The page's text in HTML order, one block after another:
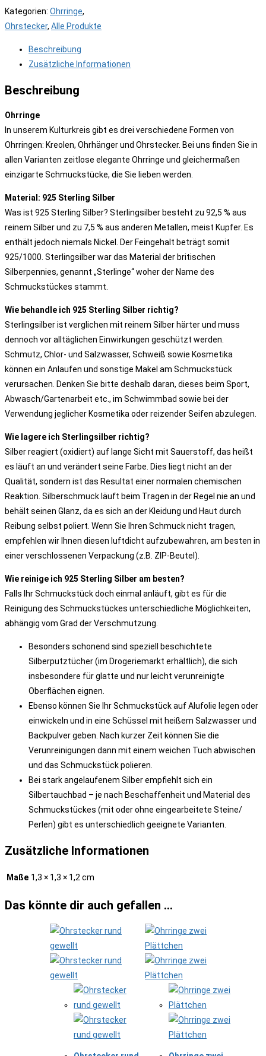
Kategorien: Ohrringe,
Ohrstecker, Alle Produkte
Beschreibung
Zusätzliche Informationen
Beschreibung
Ohrringe
In unserem Kulturkreis gibt es drei verschiedene Formen von
Ohrringen: Kreolen, Ohrhänger und Ohrstecker. Bei uns finden Sie in
allen Varianten zeitlose elegante Ohrringe und gleichermaßen
einzigarte Schmuckstücke, die Sie lieben werden.
Material: 925 Sterling Silber
Was ist 925 Sterling Silber? Sterlingsilber besteht zu 92,5 % aus
reinem Silber und zu 7,5 % aus anderen Metallen, meist Kupfer. Es
enthält jedoch niemals Nickel. Der Feingehalt beträgt somit
925/1000. Sterlingsilber war das Material der britischen
Silberpennies, genannt „Sterlinge“ woher der Name des
Schmuckstückes stammt.
Wie behandle ich 925 Sterling Silber richtig?
Sterlingsilber ist verglichen mit reinem Silber härter und muss
dennoch vor alltäglichen Einwirkungen geschützt werden.
Schmutz, Chlor- und Salzwasser, Schweiß sowie Kosmetika
können ein Anlaufen und sonstige Makel am Schmuckstück
verursachen. Denken Sie bitte deshalb daran, dieses beim Sport,
Abwasch/Gartenarbeit etc., im Schwimmbad sowie bei der
Verwendung jeglicher Kosmetika oder reizender Seifen abzulegen.
Wie lagere ich Sterlingsilber richtig?
Silber reagiert (oxidiert) auf lange Sicht mit Sauerstoff, das heißt
es läuft an und verändert seine Farbe. Dies liegt nicht an der
Qualität, sondern ist das Resultat einer normalen chemischen
Reaktion. Silberschmuck läuft beim Tragen in der Regel nie an und
behält seinen Glanz, da es sich an der Kleidung und Haut durch
Reibung selbst poliert. Wenn Sie Ihren Schmuck nicht tragen,
empfehlen wir Ihnen diesen luftdicht aufzubewahren, am besten in
einer verschlossenen Verpackung (z.B. ZIP-Beutel).
Wie reinige ich 925 Sterling Silber am besten?
Falls Ihr Schmuckstück doch einmal anläuft, gibt es für die
Reinigung des Schmuckstückes unterschiedliche Möglichkeiten,
abhängig vom Grad der Verschmutzung.
Besonders schonend sind speziell beschichtete
Silberputztücher (im Drogeriemarkt erhältlich), die sich
insbesondere für glatte und nur leicht verunreinigte
Oberflächen eignen.
Ebenso können Sie Ihr Schmuckstück auf Alufolie legen oder
einwickeln und in eine Schüssel mit heißem Salzwasser und
Backpulver geben. Nach kurzer Zeit können Sie die
Verunreinigungen dann mit einem weichen Tuch abwischen
und das Schmuckstück polieren.
Bei stark angelaufenem Silber empfiehlt sich ein
Silbertauchbad – je nach Beschaffenheit und Material des
Schmuckstückes (mit oder ohne eingearbeitete Steine/
Perlen) gibt es unterschiedlich geeignete Varianten.
Zusätzliche Informationen
Maße 1,3 × 1,3 × 1,2 cm
Das könnte dir auch gefallen …